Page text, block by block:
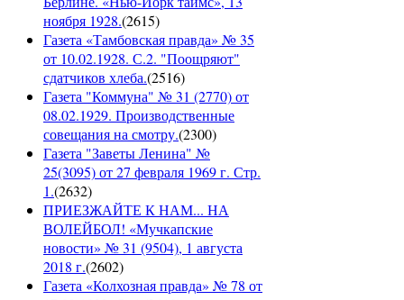
ноября 1928.(2615)
Газета «Тамбовская правда» № 35
от 10.02.1928. С.2. "Поощряют"
сдатчиков хлеба.(2516)
Газета "Коммуна" № 31 (2770) от
08.02.1929. Производственные
совещания на смотру.(2300)
Газета "Заветы Ленина" №
25(3095) от 27 февраля 1969 г. Стр.
1.(2632)
ПРИЕЗЖАЙТЕ К НАМ... НА
ВОЛЕЙБОЛ! «Мучкапские
новости» № 31 (9504), 1 августа
2018 г.(2602)
Газета «Колхозная правда» № 78 от